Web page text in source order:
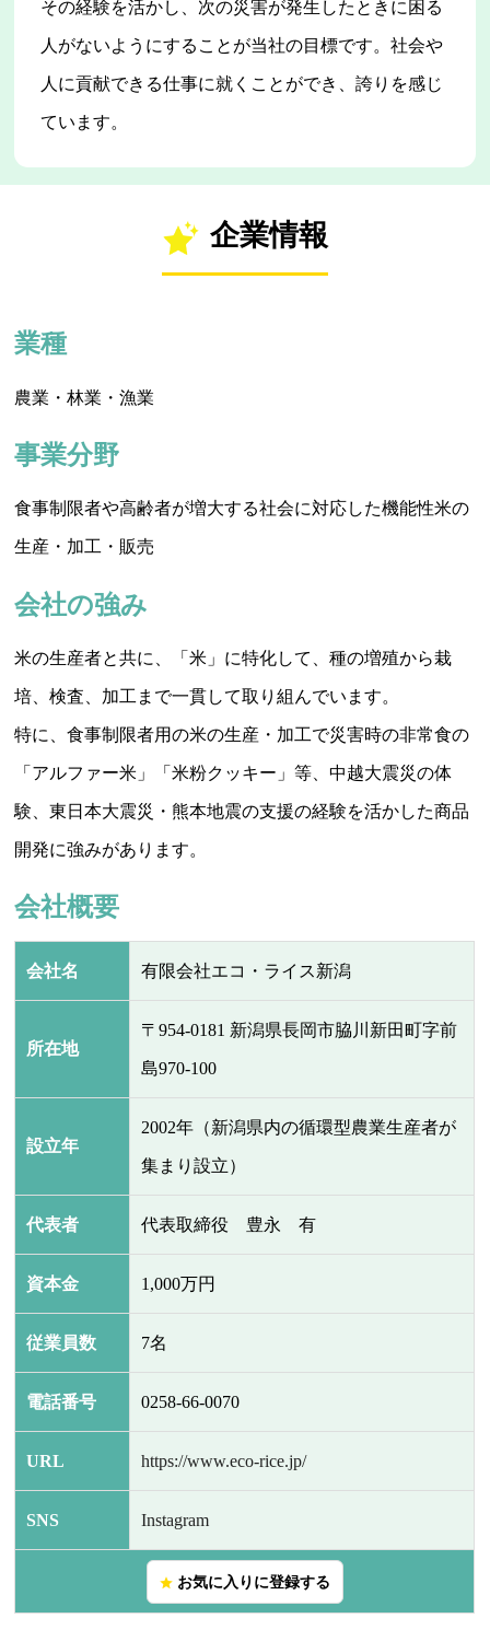
その経験を活かし、次の災害が発生したときに困る
人がないようにすることが当社の目標です。社会や
人に貢献できる仕事に就くことができ、誇りを感じ
ています。
企業情報
業種
農業・林業・漁業
事業分野
食事制限者や高齢者が増大する社会に対応した機能性米の
生産・加工・販売
会社の強み
米の生産者と共に、「米」に特化して、種の増殖から栽
培、検査、加工まで一貫して取り組んでいます。
特に、食事制限者用の米の生産・加工で災害時の非常食の
「アルファー米」「米粉クッキー」等、中越大震災の体
験、東日本大震災・熊本地震の支援の経験を活かした商品
開発に強みがあります。
会社概要
会社名 有限会社エコ・ライス新潟
所在地
〒954-0181 新潟県長岡市脇川新田町字前
島970-100
設立年
2002年（新潟県内の循環型農業生産者が
集まり設立）
代表者 代表取締役 豊永 有
資本金 1,000万円
従業員数 7名
電話番号 0258-66-0070
URL https://www.eco-rice.jp/
SNS Instagram
star お気に入りに登録する